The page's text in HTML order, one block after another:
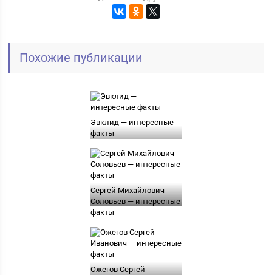
Похожие публикации
Эвклид — интересные
факты
Сергей Михайлович
Соловьев — интересные
факты
Ожегов Сергей